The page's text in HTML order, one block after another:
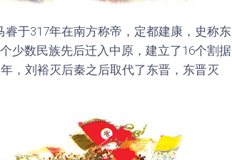
于317年在南方称帝，定都建康，史称东
少数民族先后迁入中原，建立了16个割据
，刘裕灭后秦之后取代了东晋，东晋灭